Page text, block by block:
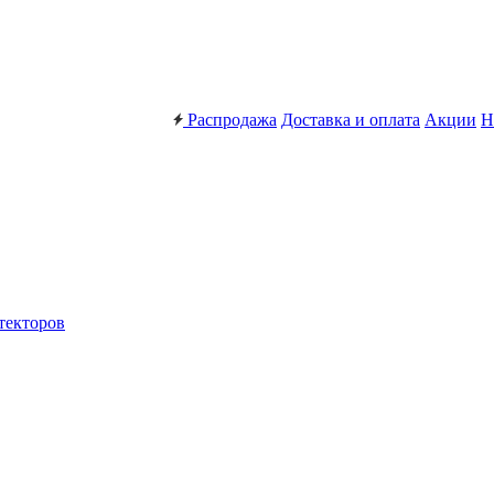
Распродажа Доставка и оплата Акции